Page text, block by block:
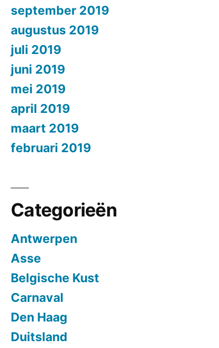
september 2019
augustus 2019
juli 2019
juni 2019
mei 2019
april 2019
maart 2019
februari 2019
Categorieën
Antwerpen
Asse
Belgische Kust
Carnaval
Den Haag
Duitsland